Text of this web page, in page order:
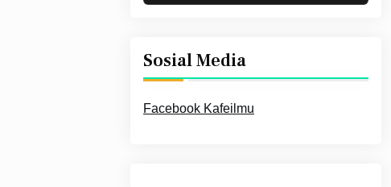
Sosial Media
Facebook Kafeilmu